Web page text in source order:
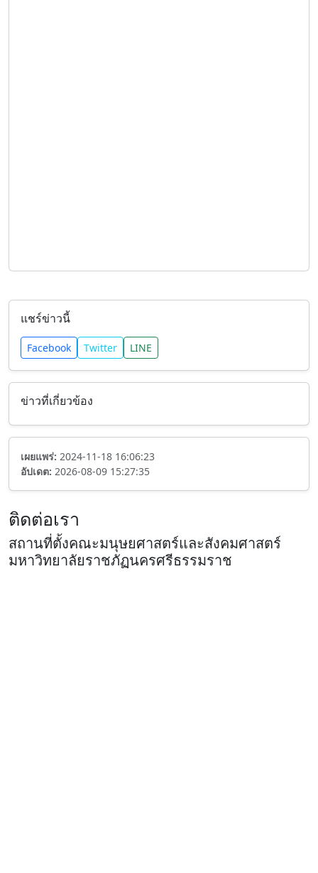
แชร์ข่าวนี้
Facebook Twitter LINE
ข่าวที่เกี่ยวข้อง
เผยแพร่: 2024-11-18 16:06:23
อัปเดต: 2026-08-09 15:27:35
ติดต่อเรา
สถานที่ตั้งคณะมนุษยศาสตร์และสังคมศาสตร์
มหาวิทยาลัยราชภัฏนครศรีธรรมราช